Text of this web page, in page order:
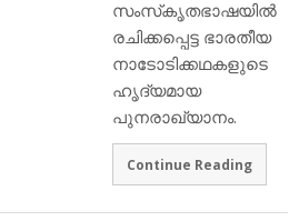
സംസ്‌കൃതഭാഷയിൽ
രചിക്കപ്പെട്ട ഭാരതീയ
നാടോടിക്കഥകളുടെ
ഹൃദ്യമായ
പുനരാഖ്യാനം.
Continue Reading